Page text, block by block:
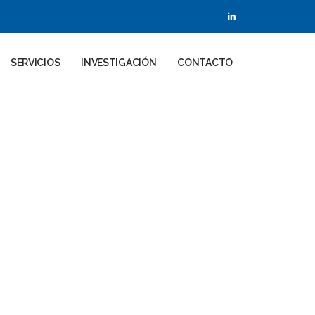
SERVICIOS INVESTIGACIÓN CONTACTO